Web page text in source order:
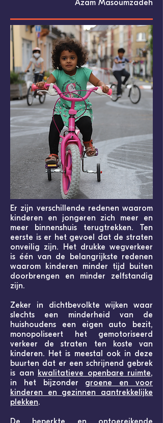
Azam Masoumzadeh
Er zijn verschillende redenen waarom
kinderen en jongeren zich meer en
meer binnenshuis terugtrekken. Ten
eerste is er het gevoel dat de straten
onveilig zijn. Het drukke wegverkeer
is één van de belangrijkste redenen
waarom kinderen minder tijd buiten
doorbrengen en minder zelfstandig
zijn.
Zeker in dichtbevolkte wijken waar
slechts een minderheid van de
huishoudens een eigen auto bezit,
monopoliseert het gemotoriseerd
verkeer de straten ten koste van
kinderen. Het is meestal ook in deze
buurten dat er een schrijnend gebrek
is aan
kwalitatieve openbare ruimte,
in het bijzonder groene en voor
kinderen en gezinnen aantrekkelijke
plekken.